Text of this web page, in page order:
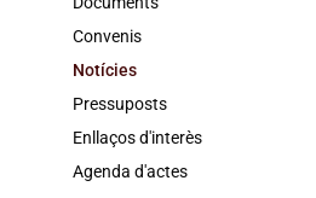
Convenis
Notícies
Pressuposts
Enllaços d'interès
Agenda d'actes